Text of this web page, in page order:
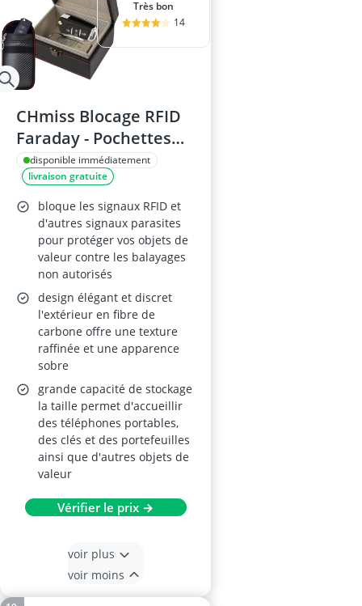
Très bon
14
CHmiss Blocage RFID
Faraday - Pochettes
pour Clés (Lot de 2)
disponible immédiatement
livraison gratuite
bloque les signaux RFID et
d'autres signaux parasites
pour protéger vos objets de
valeur contre les balayages
non autorisés
design élégant et discret
l'extérieur en fibre de
carbone offre une texture
raffinée et une apparence
sobre
grande capacité de stockage
la taille permet d'accueillir
des téléphones portables,
des clés et des portefeuilles
ainsi que d'autres objets de
valeur
Vérifier le prix →
voir plus
voir moins